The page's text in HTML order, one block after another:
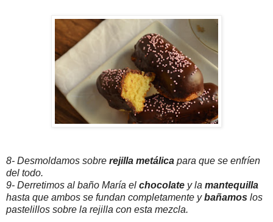
8- Desmoldamos sobre rejilla metálica para que se enfríen
del todo.
9- Derretimos al baño María el chocolate y la mantequilla
hasta que ambos se fundan completamente ybañamos los
pastelillos sobre la rejilla con esta mezcla.